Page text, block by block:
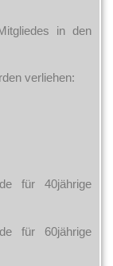
in den
verliehen:
für 40jährige
für 60jährige